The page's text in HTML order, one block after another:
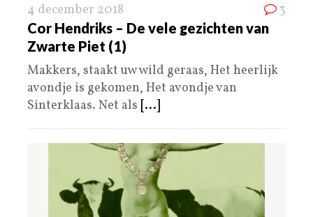
4 december 2018 3
Cor Hendriks – De vele gezichten van
Zwarte Piet (1)
Makkers, staakt uw wild geraas, Het heerlijk
avondje is gekomen, Het avondje van
Sinterklaas. Net als [...]